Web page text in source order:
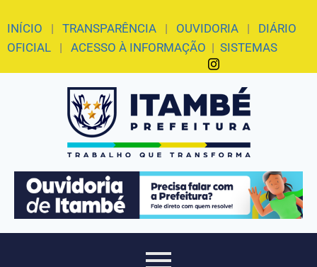
INÍCIO | TRANSPARÊNCIA | OUVIDORIA | DIÁRIO
OFICIAL | ACESSO À INFORMAÇÃO | SISTEMAS